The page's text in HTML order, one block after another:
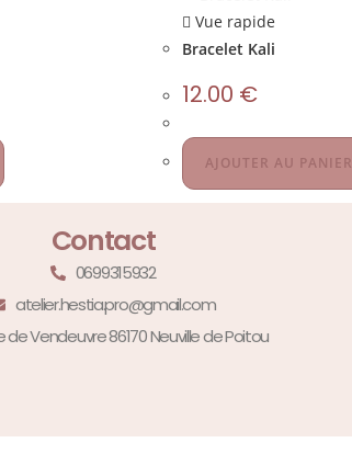
Vue rapide
Bracelet Kali
12.00 €
AJOUTER AU PANIER
Contact
0699315932
atelier.hestia.pro@gmail.com
de Vendeuvre 86170 Neuville de Poitou